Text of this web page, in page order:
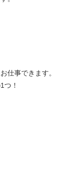
仕事できます。
つ！